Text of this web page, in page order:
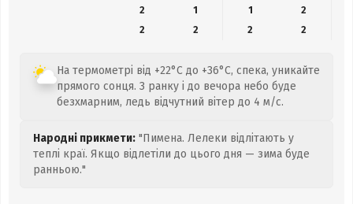
2
1 1
2
2
2 2 2
На термометрі від +22°C до +36°C, спека, уникайте
прямого сонця. З ранку і до вечора небо буде
безхмарним, ледь відчутний вітер до 4 м/с.
Народні прикмети: "Пимена. Лелеки відлітають у
теплі краї. Якщо відлетіли до цього дня — зима буде
ранньою."